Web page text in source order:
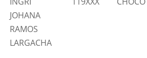
JOHANA
RAMOS
LARGACHA